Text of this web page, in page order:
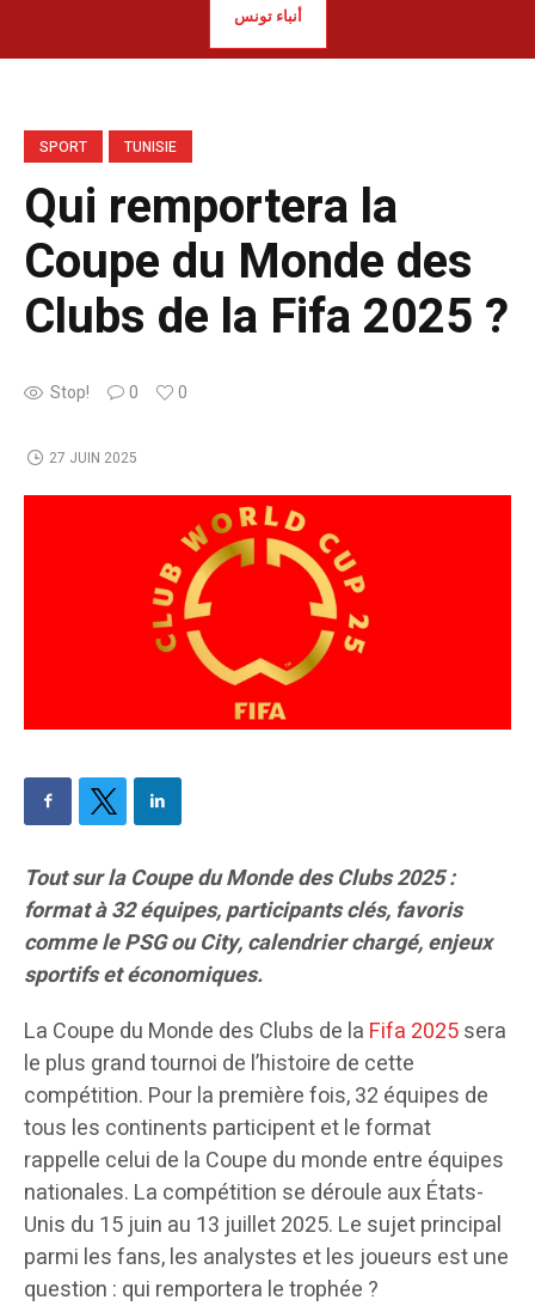
أنباء تونس
SPORT TUNISIE
Qui remportera la
Coupe du Monde des
Clubs de la Fifa 2025 ?
Stop! 0 0
27 JUIN 2025
Tout sur la Coupe du Monde des Clubs 2025 :
format à 32 équipes, participants clés, favoris
comme le PSG ou City, calendrier chargé, enjeux
sportifs et économiques.
La Coupe du Monde des Clubs de la Fifa 2025sera
le plus grand tournoi de l’histoire de cette
compétition. Pour la première fois, 32 équipes de
tous les continents participent et le format
rappelle celui de la Coupe du monde entre équipes
nationales. La compétition se déroule aux États-
Unis du 15 juin au 13 juillet 2025. Le sujet principal
parmi les fans, les analystes et les joueurs est une
question : qui remportera le trophée ?